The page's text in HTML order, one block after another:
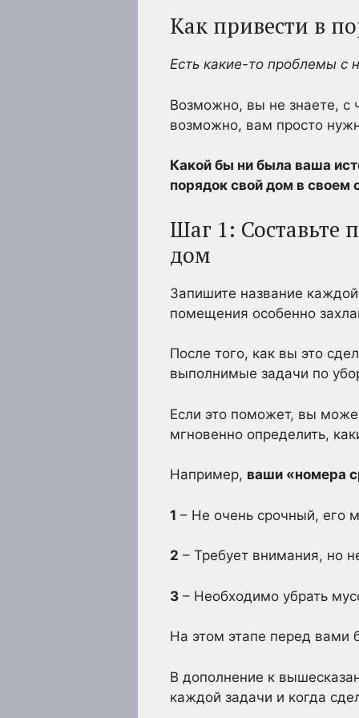
Как привести в
Есть какие-то проблемы с
Возможно, вы не знаете, с
возможно, вам просто
Какой бы ни была ваша
порядок свой дом в своем
Шаг 1: Составьте
дом
Запишите название
помещения особенно
После того, как вы это
выполнимые задачи по
Если это поможет, вы
мгновенно определить,
Например, ваши «номера
1 – Не очень срочный, его
2 – Требует внимания, но
3 – Необходимо убрать
На этом этапе перед вами
В дополнение к
каждой задачи и когда